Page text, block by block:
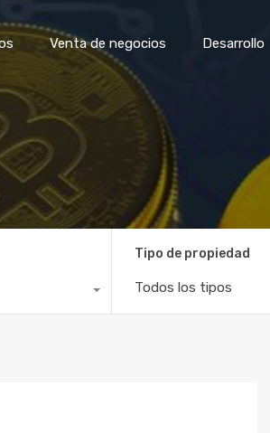
Terrenos Venta de negocios
Venta de negocios Desarrollo
Tipo de propiedad
Todos los tipos